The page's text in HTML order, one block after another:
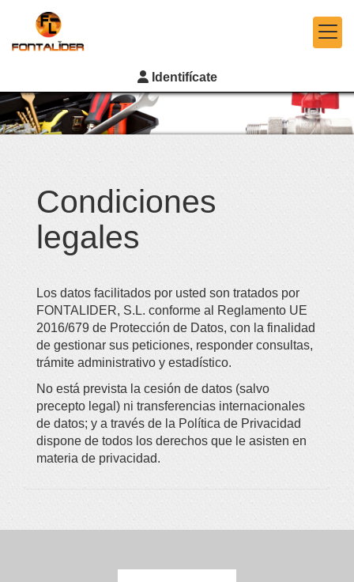
Identifícate
Condiciones
legales
Los datos facilitados por usted son tratados por
FONTALIDER, S.L. conforme al Reglamento UE
2016/679 de Protección de Datos, con la finalidad
de gestionar sus peticiones, responder consultas,
trámite administrativo y estadístico.
No está prevista la cesión de datos (salvo
precepto legal) ni transferencias internacionales
de datos; y a través de la Política de Privacidad
dispone de todos los derechos que le asisten en
materia de privacidad.